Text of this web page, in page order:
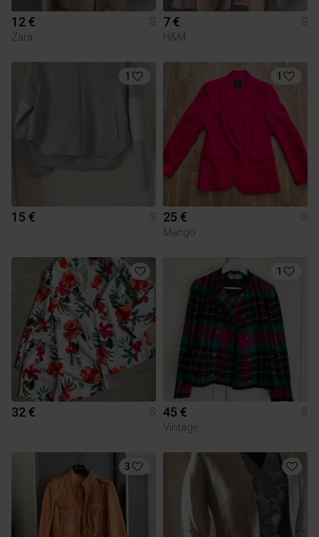
12 €
S
Zara
7 €
S
H&M
1
15 € S
1
25 €
S
Mango
32 € S
1
45 €
S
Vintage
3